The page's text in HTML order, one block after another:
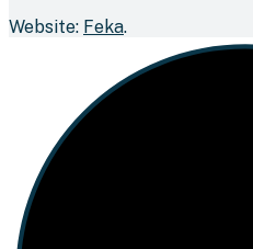
Website: Feka.